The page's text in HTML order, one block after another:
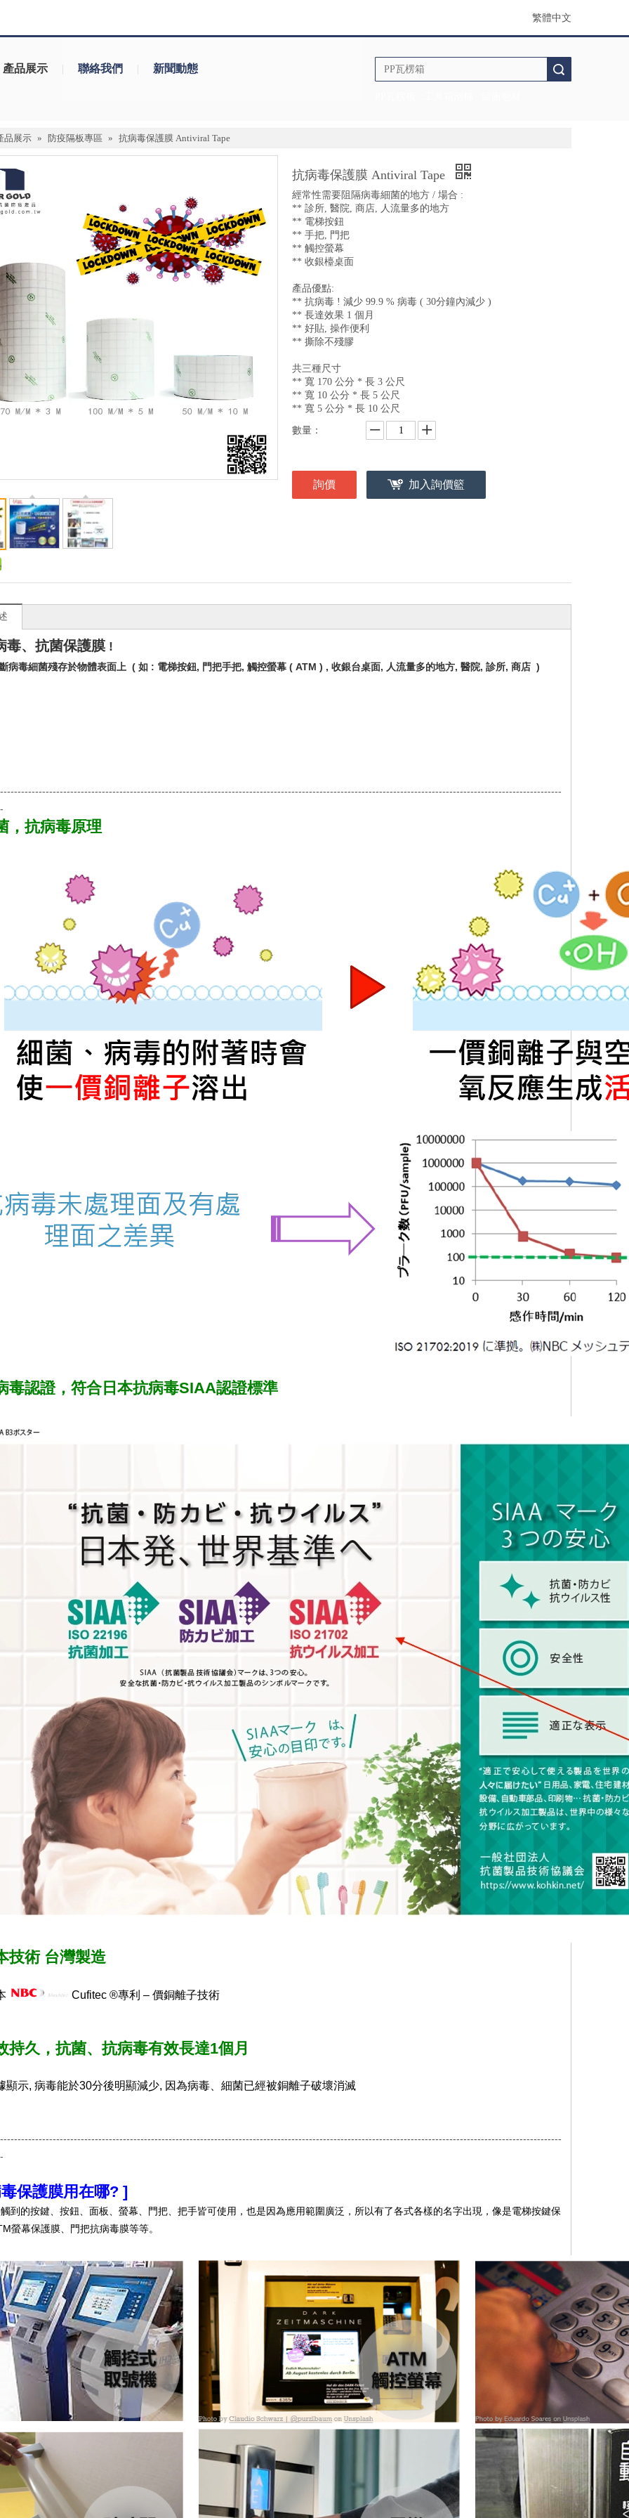
繁體中文
產品展示 | 聯絡我們 | 新聞動態
品展示 » 防疫隔板專區 » 抗病毒保護膜 Antiviral Tape
抗病毒保護膜 Antiviral Tape
經常性需要阻隔病毒細菌的地方 / 場合 :
** 診所, 醫院, 商店, 人流量多的地方
** 電梯按鈕
** 手把, 門把
** 觸控螢幕
** 收銀檯桌面
產品優點:
** 抗病毒 ! 減少 99.9 % 病毒 ( 30分鐘內減少 )
** 長達效果 1 個月
** 好貼, 操作便利
** 撕除不殘膠
共三種尺寸
** 寬 170 公分 * 長 3 公尺
** 寬 10 公分 * 長 5 公尺
** 寬 5 公分 * 長 10 公尺
數量：
詢價 加入詢價籃
毒、抗菌保護膜 !
病毒細菌殘存於物體表面上 ( 如 : 電梯按鈕, 門把手把, 觸控螢幕 ( ATM ) , 收銀台桌面, 人流量多的地方, 醫院, 診所, 商店 )
，抗病毒原理
毒認證，符合日本抗病毒SIAA認證標準
技術 台灣製造
Cufitec ®專利 – 價銅離子技術
持久，抗菌、抗病毒有效長達1個月
顯示, 病毒能於30分後明顯減少, 因為病毒、細菌已經被銅離子破壞消滅
保護膜用在哪? ]
到的按鍵、按鈕、面板、螢幕、門把、把手皆可使用，也是因為應用範圍廣泛，所以有了各式各樣的名字出現，像是電梯按鍵保
螢幕保護膜、門把抗病毒膜等等。